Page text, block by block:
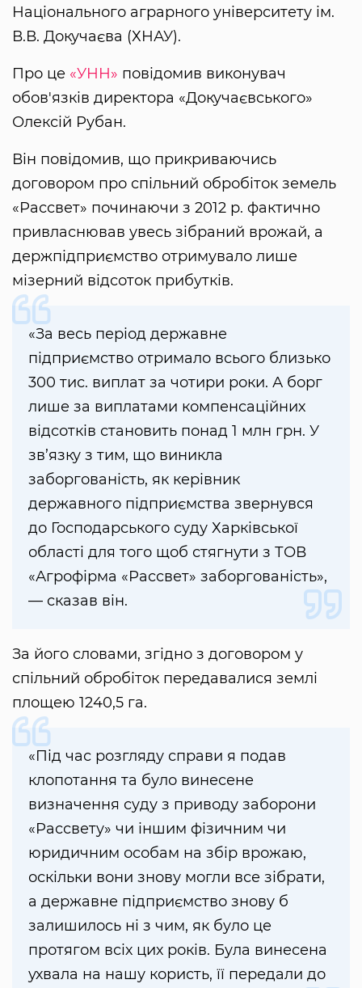
Національного аграрного університету ім.
В.В. Докучаєва (ХНАУ).
Про це «УНН» повідомив виконувач
обов'язків директора «Докучаєвського»
Олексій Рубан.
Він повідомив, що прикриваючись
договором про спільний обробіток земель
«Рассвет» починаючи з 2012 р. фактично
привласнював увесь зібраний врожай, а
держпідприємство отримувало лише
мізерний відсоток прибутків.
«За весь період державне
підприємство отримало всього близько
300 тис. виплат за чотири роки. А борг
лише за виплатами компенсаційних
відсотків становить понад 1 млн грн. У
зв’язку з тим, що виникла
заборгованість, як керівник
державного підприємства звернувся
до Господарського суду Харківської
області для того щоб стягнути з ТОВ
«Агрофірма «Рассвет» заборгованість»,
— сказав він.
За його словами, згідно з договором у
спільний обробіток передавалися землі
площею 1240,5 га.
«Під час розгляду справи я подав
клопотання та було винесене
визначення суду з приводу заборони
«Рассвету» чи іншим фізичним чи
юридичним особам на збір врожаю,
оскільки вони знову могли все зібрати,
а державне підприємство знову б
залишилось ні з чим, як було це
протягом всіх цих років. Була винесена
ухвала на нашу користь, її передали до